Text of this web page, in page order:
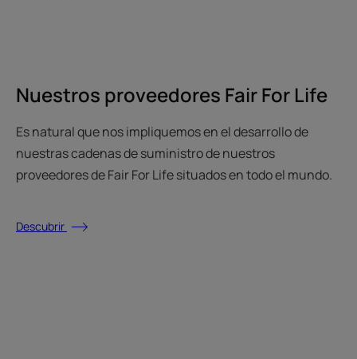
Nuestros proveedores Fair For Life
Es natural que nos impliquemos en el desarrollo de
nuestras cadenas de suministro de nuestros
proveedores de Fair For Life situados en todo el mundo.
Descubrir